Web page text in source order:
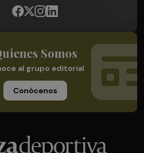
Somos
al grupo editorial
Conócenos